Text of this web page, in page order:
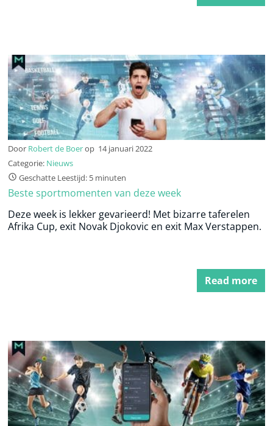
Door Robert de Boerop 14 januari 2022
Categorie: Nieuws
Geschatte Leestijd: 5 minuten
Beste sportmomenten van deze week
Deze week is lekker gevarieerd! Met bizarre taferelen
Afrika Cup, exit Novak Djokovic en exit Max Verstappen.
Read more